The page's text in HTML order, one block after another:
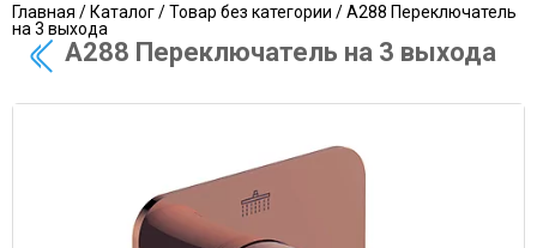
Главная /Каталог/Товар без категории / A288 Переключатель
на 3 выхода
A288 Переключатель на 3 выхода